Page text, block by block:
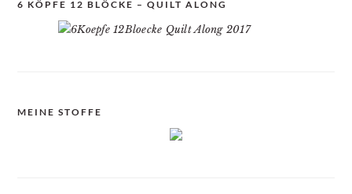
6 KÖPFE 12 BLÖCKE – QUILT ALONG
MEINE STOFFE